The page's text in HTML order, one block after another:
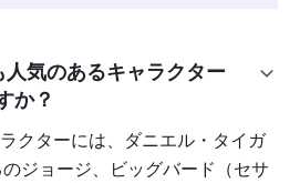
気のあるキャラクター
か？
クターには、ダニエル・タイガ
ジョージ、ビッグバード（セサ